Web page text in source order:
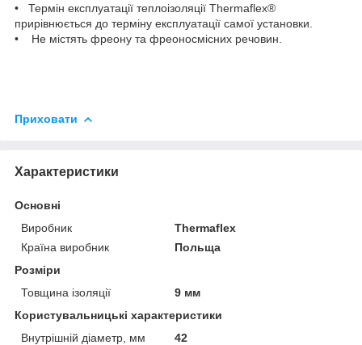
• Термін експлуатації теплоізоляції Thermaflex®
прирівнюється до терміну експлуатації самої установки.
• Не містять фреону та фреоносмісних речовин.
Приховати
Характеристики
Основні
Виробник
Thermaflex
Країна виробник
Польща
Розміри
Товщина ізоляції
9 мм
Користувальницькі характеристики
Внутрішній діаметр, мм
42